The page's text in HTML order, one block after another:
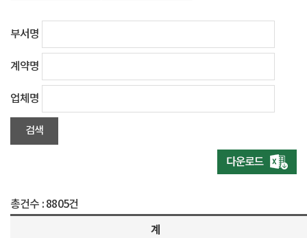
부서명
계약명
업체명
총건수 : 8805건
계